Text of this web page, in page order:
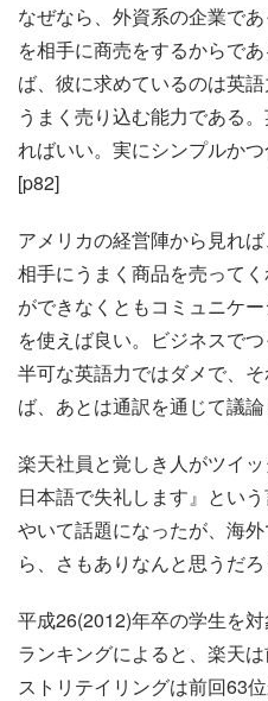
なぜなら、外資系の企業で
を相手に商売をするからで
ば、彼に求めているのは英
うまく売り込む能力である
ればいい。実にシンプルか
[p82]
アメリカの経営陣から見れ
相手にうまく商品を売って
ができなくともコミュニケ
を使えば良い。ビジネスで
半可な英語力ではダメで、
ば、あとは通訳を通じて議論
楽天社員と覚しき人がツイ
日本語で失礼します』とい
やいて話題になったが、海
ら、さもありなんと思うだろ
平成26(2012)年卒の学生を
ランキングによると、楽天
ストリテイリングは前回63